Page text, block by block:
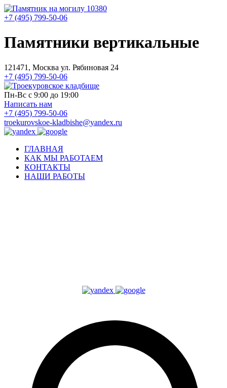
+7 (495) 799-50-06
Памятники вертикальные
121471, Москва ул. Рябиновая 24
+7 (495) 799-50-06
Пн-Вс с 9:00 до 19:00
Написать нам
+7 (495) 799-50-06
troekurovskoe-kladbishe@yandex.ru
ГЛАВНАЯ
КАК МЫ РАБОТАЕМ
КОНТАКТЫ
НАШИ РАБОТЫ